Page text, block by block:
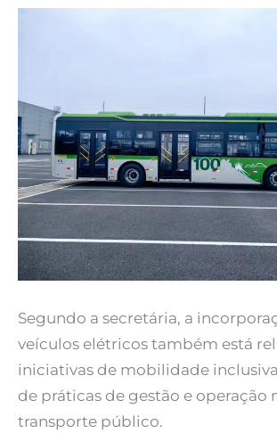
Segundo a secretária, a
veículos elétricos também está
iniciativas de mobilidade
de práticas de gestão e operação
transporte público.